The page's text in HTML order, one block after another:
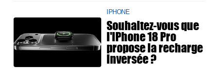
IPHONE
Souhaitez-vous que
l'iPhone 18 Pro
propose la recharge
inversée ?